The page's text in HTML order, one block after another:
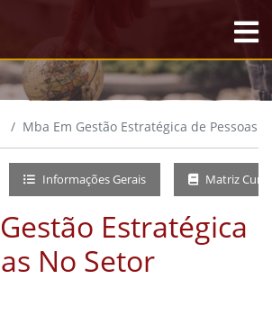
Mba Em Gestão Estratégica de Pessoas
Informações Gerais Matriz
Estratégica
No Setor